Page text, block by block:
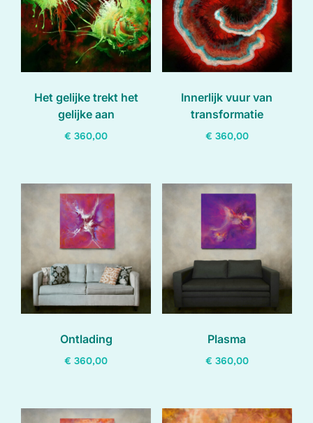
Het gelijke trekt het
gelijke aan
€ 360,00
Innerlijk vuur van
transformatie
€ 360,00
Ontlading
€ 360,00
Plasma
€ 360,00